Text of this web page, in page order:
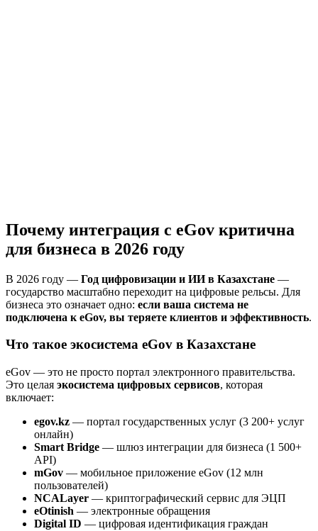
Почему интеграция с eGov критична
для бизнеса в 2026 году
В 2026 году — Год цифровизации и ИИ в Казахстане —
государство масштабно переходит на цифровые рельсы. Для
бизнеса это означает одно: если ваша система не
подключена к eGov, вы теряете клиентов и эффективность.
Что такое экосистема eGov в Казахстане
eGov — это не просто портал электронного правительства.
Это целая экосистема цифровых сервисов, которая
включает:
egov.kz — портал государственных услуг (3 200+ услуг
онлайн)
Smart Bridge — шлюз интеграции для бизнеса (1 500+
API)
mGov — мобильное приложение eGov (12 млн
пользователей)
NCALayer — криптографический сервис для ЭЦП
eOtinish — электронные обращения
Digital ID — цифровая идентификация граждан